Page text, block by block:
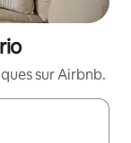
sur Airbnb.
les en utilisant